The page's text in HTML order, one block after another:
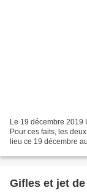
Le 19 décembre 2019
Pour ces faits, les
lieu ce 19 décembre
Gifles et jet de pavé : deux